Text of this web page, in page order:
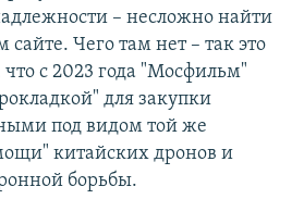
– несложно найти
Чего там нет – так это
с 2023 года "Мосфильм"
для закупки
под видом той же
китайских дронов и
борьбы.